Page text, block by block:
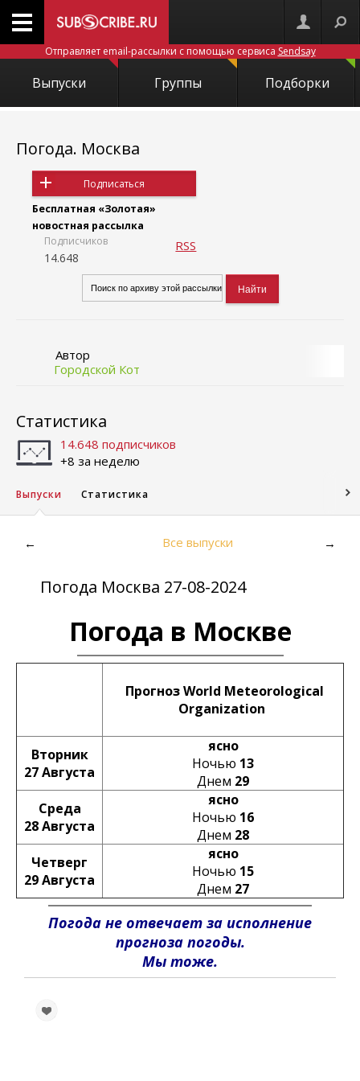
Отправляет email-рассылки с помощью сервиса Sendsay
Выпуски Группы Подборки
Погода. Москва
Подписаться
Бесплатная «Золотая»
новостная рассылка
Подписчиков
14.648
RSS
Автор
Городской Кот
Статистика
14.648 подписчиков
+8 за неделю
Выпуски Статистика
← Все выпуски →
Погода Москва 27-08-2024
Погода в Москве
Прогноз World Meteorological
Organization
Вторник
27 Августа
ясно
Ночью 13
Днем 29
Среда
28 Августа
ясно
Ночью 16
Днем 28
Четверг
29 Августа
ясно
Ночью 15
Днем 27
Погода не отвечает за исполнение
прогноза погоды.
Мы тоже.